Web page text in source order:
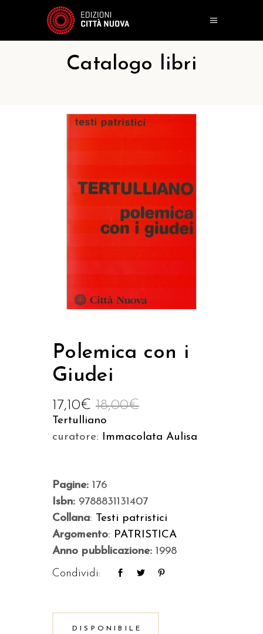
Catalogo libri
Polemica con i
Giudei
18,00€
17,10€
Tertulliano
curatore: Immacolata Aulisa
Pagine: 176
Isbn: 9788831131407
Collana: Testi patristici
Argomento: PATRISTICA
Anno pubblicazione: 1998
Condividi:
DISPONIBILE